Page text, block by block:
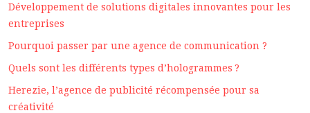
Développement de solutions digitales innovantes pour les
entreprises
Pourquoi passer par une agence de communication ?
Quels sont les différents types d’hologrammes ?
Herezie, l’agence de publicité récompensée pour sa
créativité